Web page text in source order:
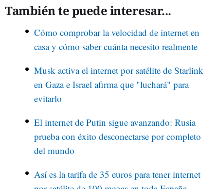
También te puede interesar...
Cómo comprobar la velocidad de internet en
casa y cómo saber cuánta necesito realmente
Musk activa el internet por satélite de Starlink
en Gaza e Israel afirma que "luchará" para
evitarlo
El internet de Putin sigue avanzando: Rusia
prueba con éxito desconectarse por completo
del mundo
Así es la tarifa de 35 euros para tener internet